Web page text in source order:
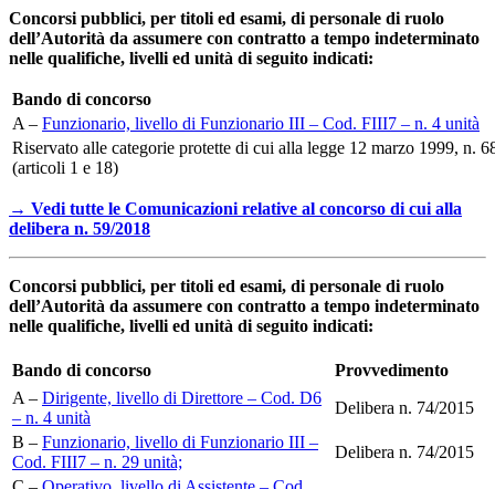
Concorsi pubblici, per titoli ed esami, di personale di ruolo
dell’Autorità da assumere con contratto a tempo indeterminato
nelle qualifiche, livelli ed unità di seguito indicati:
Bando di concorso
A – Funzionario, livello di Funzionario III – Cod. FIII7 – n. 4 unità
Riservato alle categorie protette di cui alla legge 12 marzo 1999, n.
(articoli 1 e 18)
→ Vedi tutte le Comunicazioni relative al concorso di cui alla
delibera n. 59/2018
Concorsi pubblici, per titoli ed esami, di personale di ruolo
dell’Autorità da assumere con contratto a tempo indeterminato
nelle qualifiche, livelli ed unità di seguito indicati:
Bando di concorso
Provvedimento
A – Dirigente, livello di Direttore – Cod. D6
– n. 4 unità
Delibera n. 74/2015
B – Funzionario, livello di Funzionario III –
Cod. FIII7 – n. 29 unità;
Delibera n. 74/2015